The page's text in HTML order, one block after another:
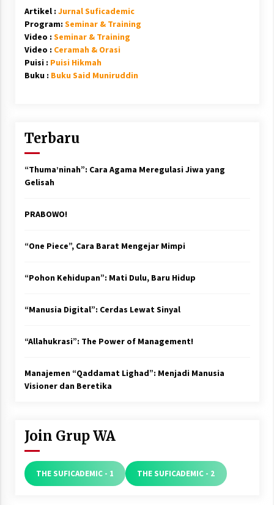
Artikel : Jurnal Suficademic
Program: Seminar & Training
Video : Seminar & Training
Video : Ceramah & Orasi
Puisi : Puisi Hikmah
Buku : Buku Said Muniruddin
Terbaru
“Thuma’ninah”: Cara Agama Meregulasi Jiwa yang
Gelisah
PRABOWO!
“One Piece”, Cara Barat Mengejar Mimpi
“Pohon Kehidupan”: Mati Dulu, Baru Hidup
“Manusia Digital”: Cerdas Lewat Sinyal
“Allahukrasi”: The Power of Management!
Manajemen “Qaddamat Lighad”: Menjadi Manusia
Visioner dan Beretika
Join Grup WA
THE SUFICADEMIC - 1 THE SUFICADEMIC - 2